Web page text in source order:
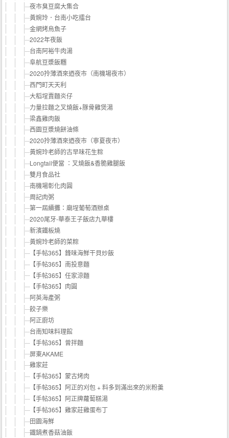
夜市臭豆腐大集合
黃婉玲．台南小吃擂台
金網烤烏魚子
2022年夜飯
台南阿裕牛肉湯
阜航豆漿飯糰
2020拎薄酒來迺夜市（南機場夜市）
西門町天天利
大稻埕賣麵炎仔
力量拉麵之叉燒飯+豚骨雞煲湯
梁鑫雞肉飯
西園豆漿燒餅油條
2020拎薄酒來迺夜市（寧夏夜市）
黃婉玲老師的古早味花生粽
Longtail便當 ：叉燒飯&香脆雞腿飯
雙月食品社
南機場彰化肉圓
周記肉粥
第一屆續攤：廟埕葡萄酒辦桌
2020尾牙-華泰王子飯店九華樓
新濱鐵板燒
黃婉玲老師的菜粽
【手帖365】鋒味海鮮干貝炒飯
【手帖365】南投意麵
【手帖365】任家涼麵
【手帖365】肉圓
阿英海產粥
餃子樂
阿正廚坊
台南知味料理館
【手帖365】曾拌麵
屏東AKAME
雞家莊
【手帖365】蒙古烤肉
【手帖365】阿正的刈包 + 料多到滿出來的米粉羹
【手帖365】阿正牌蘿蔔糕湯
【手帖365】雞家莊雞蛋布丁
田園海鮮
鐵鍋煮香菇油飯